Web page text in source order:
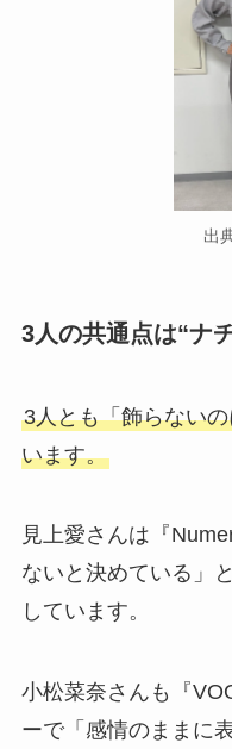
出
3人の共通点は“ナ
3人とも「飾らない
います。
見上愛さんは『
ないと決めている」
しています。
小松菜奈さんも『
ーで「感情のままに